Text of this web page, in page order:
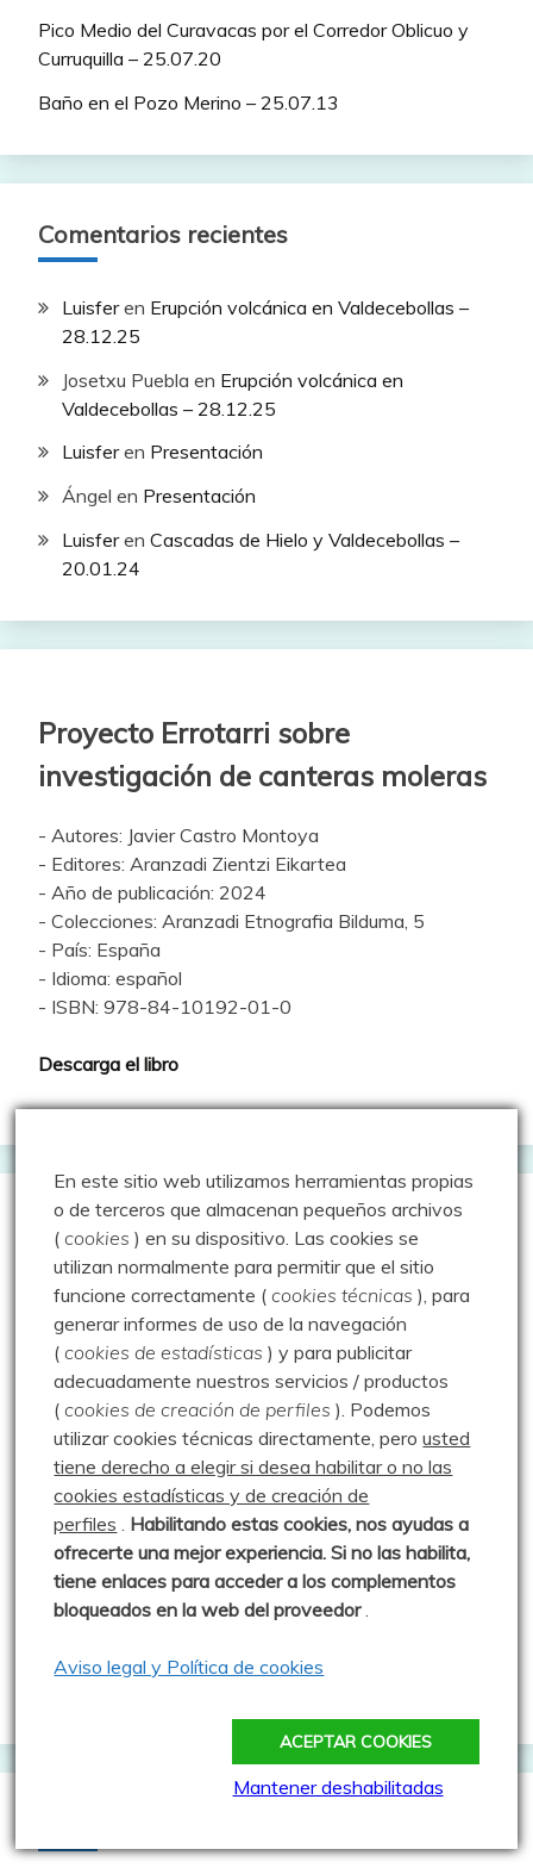
Pico Medio del Curavacas por el Corredor Oblicuo y
Curruquilla – 25.07.20
Baño en el Pozo Merino – 25.07.13
Comentarios recientes
Luisferen Erupción volcánica en Valdecebollas –
28.12.25
Josetxu Puebla en Erupción volcánica en
Valdecebollas – 28.12.25
Luisferen Presentación
Ángel en Presentación
Luisferen Cascadas de Hielo y Valdecebollas –
20.01.24
Proyecto Errotarri sobre
investigación de canteras moleras
- Autores: Javier Castro Montoya
- Editores: Aranzadi Zientzi Eikartea
- Año de publicación: 2024
- Colecciones: Aranzadi Etnografia Bilduma, 5
- País: España
- Idioma: español
- ISBN: 978-84-10192-01-0
Descarga el libro
Geocacheando
Aire libre y tecnología
Cache Face
Comepiedras geocaching blog
Geoardilla
Geocaching portugués
Geocaching Spain
Geocaching Valladolid
Trushoo Team
En este sitio web utilizamos herramientas propias
o de terceros que almacenan pequeños archivos
(cookies ) en su dispositivo. Las cookies se
utilizan normalmente para permitir que el sitio
funcione correctamente (cookies técnicas ), para
generar informes de uso de la navegación
(cookies de estadísticas ) y para publicitar
adecuadamente nuestros servicios / productos
(cookies de creación de perfiles ). Podemos
utilizar cookies técnicas directamente, perousted
tiene derecho a elegir si desea habilitar o no las
cookies estadísticas y de creación de
perfiles . Habilitando estas cookies, nos ayudas a
ofrecerte una mejor experiencia. Si no las habilita,
tiene enlaces para acceder a los complementos
bloqueados en la web del proveedor.
Aviso legal y Política de cookies
ACEPTAR COOKIES
Mantener deshabilitadas